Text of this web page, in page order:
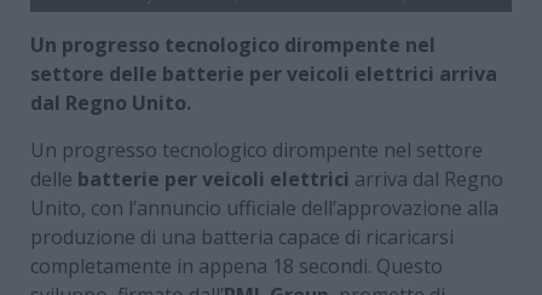
Un progresso tecnologico dirompente nel
settore delle batterie per veicoli elettrici arriva
dal Regno Unito.
Un progresso tecnologico dirompente nel settore
delle batterie per veicoli elettrici arriva dal Regno
Unito, con l’annuncio ufficiale dell’approvazione alla
produzione di una batteria capace di ricaricarsi
completamente in appena 18 secondi. Questo